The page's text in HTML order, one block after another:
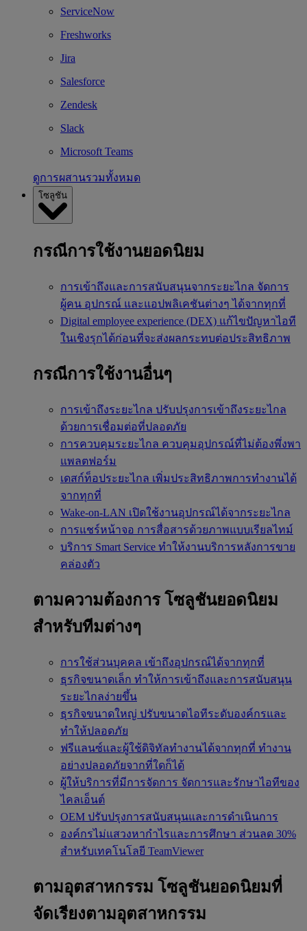
ServiceNow
Freshworks
Jira
Salesforce
Zendesk
Slack
Microsoft Teams
ดูการผสานรวมทั้งหมด
โซลูชัน
กรณีการใช้งานยอดนิยม
การเข้าถึงและการสนับสนุนจากระยะไกล จัดการ
ผู้คน อุปกรณ์ และแอปพลิเคชันต่างๆ ได้จากทุกที่
Digital employee experience (DEX) แก้ไขปัญหาไอที
ในเชิงรุกได้ก่อนที่จะส่งผลกระทบต่อประสิทธิภาพ
กรณีการใช้งานอื่นๆ
การเข้าถึงระยะไกล ปรับปรุงการเข้าถึงระยะไกล
ด้วยการเชื่อมต่อที่ปลอดภัย
การควบคุมระยะไกล ควบคุมอุปกรณ์ที่ไม่ต้องพึ่งพา
แพลตฟอร์ม
เดสก์ท็อประยะไกล เพิ่มประสิทธิภาพการทำงานได้
จากทุกที่
Wake-on-LAN เปิดใช้งานอุปกรณ์ได้จากระยะไกล
การแชร์หน้าจอ การสื่อสารด้วยภาพแบบเรียลไทม์
บริการ Smart Service ทำให้งานบริการหลังการขาย
คล่องตัว
ตามความต้องการ โซลูชันยอดนิยม
สำหรับทีมต่างๆ
การใช้ส่วนบุคคล เข้าถึงอุปกรณ์ได้จากทุกที่
ธุรกิจขนาดเล็ก ทำให้การเข้าถึงและการสนับสนุน
ระยะไกลง่ายขึ้น
ธุรกิจขนาดใหญ่ ปรับขนาดไอทีระดับองค์กรและ
ทำให้ปลอดภัย
ฟรีแลนซ์และผู้ใช้ดิจิทัลทำงานได้จากทุกที่ ทำงาน
อย่างปลอดภัยจากที่ใดก็ได้
ผู้ให้บริการที่มีการจัดการ จัดการและรักษาไอทีของ
ไคลเอ็นต์
OEM ปรับปรุงการสนับสนุนและการดำเนินการ
องค์กรไม่แสวงหากำไรและการศึกษา ส่วนลด 30%
สำหรับเทคโนโลยี TeamViewer
ตามอุตสาหกรรม โซลูชันยอดนิยมที่
จัดเรียงตามอุตสาหกรรม